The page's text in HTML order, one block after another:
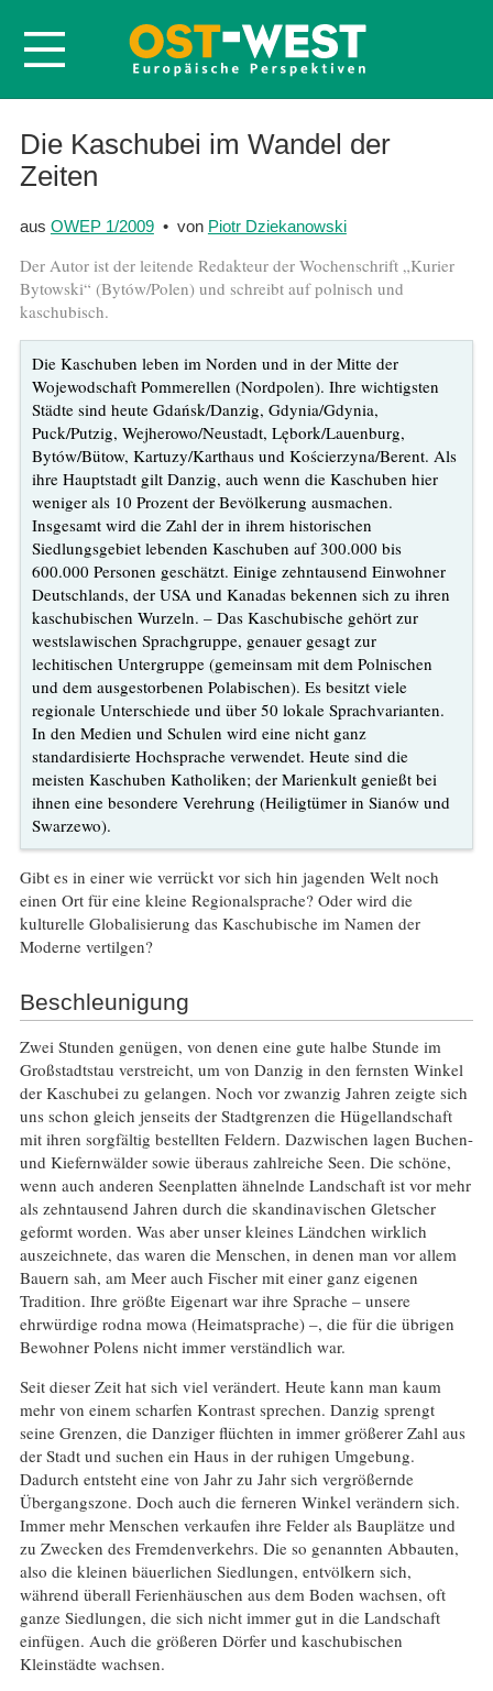
Startseite
Über OWEP
Nachbestellen
Abonnieren
Kontakt
Die Kaschubei im Wandel der
Zeiten
aus OWEP 1/2009• von Piotr Dziekanowski
Der Autor ist der leitende Redakteur der Wochenschrift „Kurier
Bytowski“ (Bytów/Polen) und schreibt auf polnisch und
kaschubisch.
Die Kaschuben leben im Norden und in der Mitte der
Wojewodschaft Pommerellen (Nordpolen). Ihre wichtigsten
Städte sind heute Gdańsk/Danzig, Gdynia/Gdynia,
Puck/Putzig, Wejherowo/Neustadt, Lębork/Lauenburg,
Bytów/Bütow, Kartuzy/Karthaus und Kościerzyna/Berent. Als
ihre Hauptstadt gilt Danzig, auch wenn die Kaschuben hier
weniger als 10 Prozent der Bevölkerung ausmachen.
Insgesamt wird die Zahl der in ihrem historischen
Siedlungsgebiet lebenden Kaschuben auf 300.000 bis
600.000 Personen geschätzt. Einige zehntausend Einwohner
Deutschlands, der USA und Kanadas bekennen sich zu ihren
kaschubischen Wurzeln. – Das Kaschubische gehört zur
westslawischen Sprachgruppe, genauer gesagt zur
lechitischen Untergruppe (gemeinsam mit dem Polnischen
und dem ausgestorbenen Polabischen). Es besitzt viele
regionale Unterschiede und über 50 lokale Sprachvarianten.
In den Medien und Schulen wird eine nicht ganz
standardisierte Hochsprache verwendet. Heute sind die
meisten Kaschuben Katholiken; der Marienkult genießt bei
ihnen eine besondere Verehrung (Heiligtümer in Sianów und
Swarzewo).
Gibt es in einer wie verrückt vor sich hin jagenden Welt noch
einen Ort für eine kleine Regionalsprache? Oder wird die
kulturelle Globalisierung das Kaschubische im Namen der
Moderne vertilgen?
Beschleunigung
Zwei Stunden genügen, von denen eine gute halbe Stunde im
Großstadtstau verstreicht, um von Danzig in den fernsten Winkel
der Kaschubei zu gelangen. Noch vor zwanzig Jahren zeigte sich
uns schon gleich jenseits der Stadtgrenzen die Hügellandschaft
mit ihren sorgfältig bestellten Feldern. Dazwischen lagen Buchen-
und Kiefernwälder sowie überaus zahlreiche Seen. Die schöne,
wenn auch anderen Seenplatten ähnelnde Landschaft ist vor mehr
als zehntausend Jahren durch die skandinavischen Gletscher
geformt worden. Was aber unser kleines Ländchen wirklich
auszeichnete, das waren die Menschen, in denen man vor allem
Bauern sah, am Meer auch Fischer mit einer ganz eigenen
Tradition. Ihre größte Eigenart war ihre Sprache – unsere
ehrwürdige rodna mowa (Heimatsprache) –, die für die übrigen
Bewohner Polens nicht immer verständlich war.
Seit dieser Zeit hat sich viel verändert. Heute kann man kaum
mehr von einem scharfen Kontrast sprechen. Danzig sprengt
seine Grenzen, die Danziger flüchten in immer größerer Zahl aus
der Stadt und suchen ein Haus in der ruhigen Umgebung.
Dadurch entsteht eine von Jahr zu Jahr sich vergrößernde
Übergangszone. Doch auch die ferneren Winkel verändern sich.
Immer mehr Menschen verkaufen ihre Felder als Bauplätze und
zu Zwecken des Fremdenverkehrs. Die so genannten Abbauten,
also die kleinen bäuerlichen Siedlungen, entvölkern sich,
während überall Ferienhäuschen aus dem Boden wachsen, oft
ganze Siedlungen, die sich nicht immer gut in die Landschaft
einfügen. Auch die größeren Dörfer und kaschubischen
Kleinstädte wachsen.